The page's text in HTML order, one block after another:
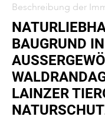
Beschreibung der
AUGRUND IN A
LDRANDAGE
INZER